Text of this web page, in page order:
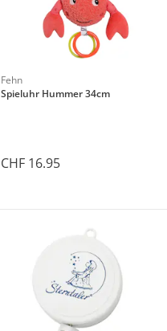
Fehn
Spieluhr Hummer 34cm
CHF 16.95